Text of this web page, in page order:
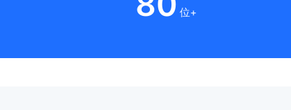
位+